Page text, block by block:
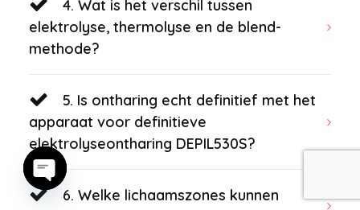
4. Wat is het verschil tussen
elektrolyse, thermolyse en de blend-
methode?
5. Is ontharing echt definitief met het
apparaat voor definitieve
elektrolyseontharing DEPIL530S?
6. Welke lichaamszones kunnen
Open